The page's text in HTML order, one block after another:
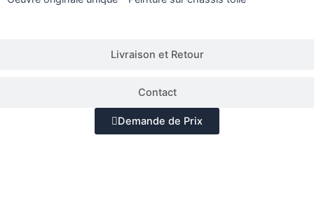
Livraison et Retour
Contact
Demande de Prix